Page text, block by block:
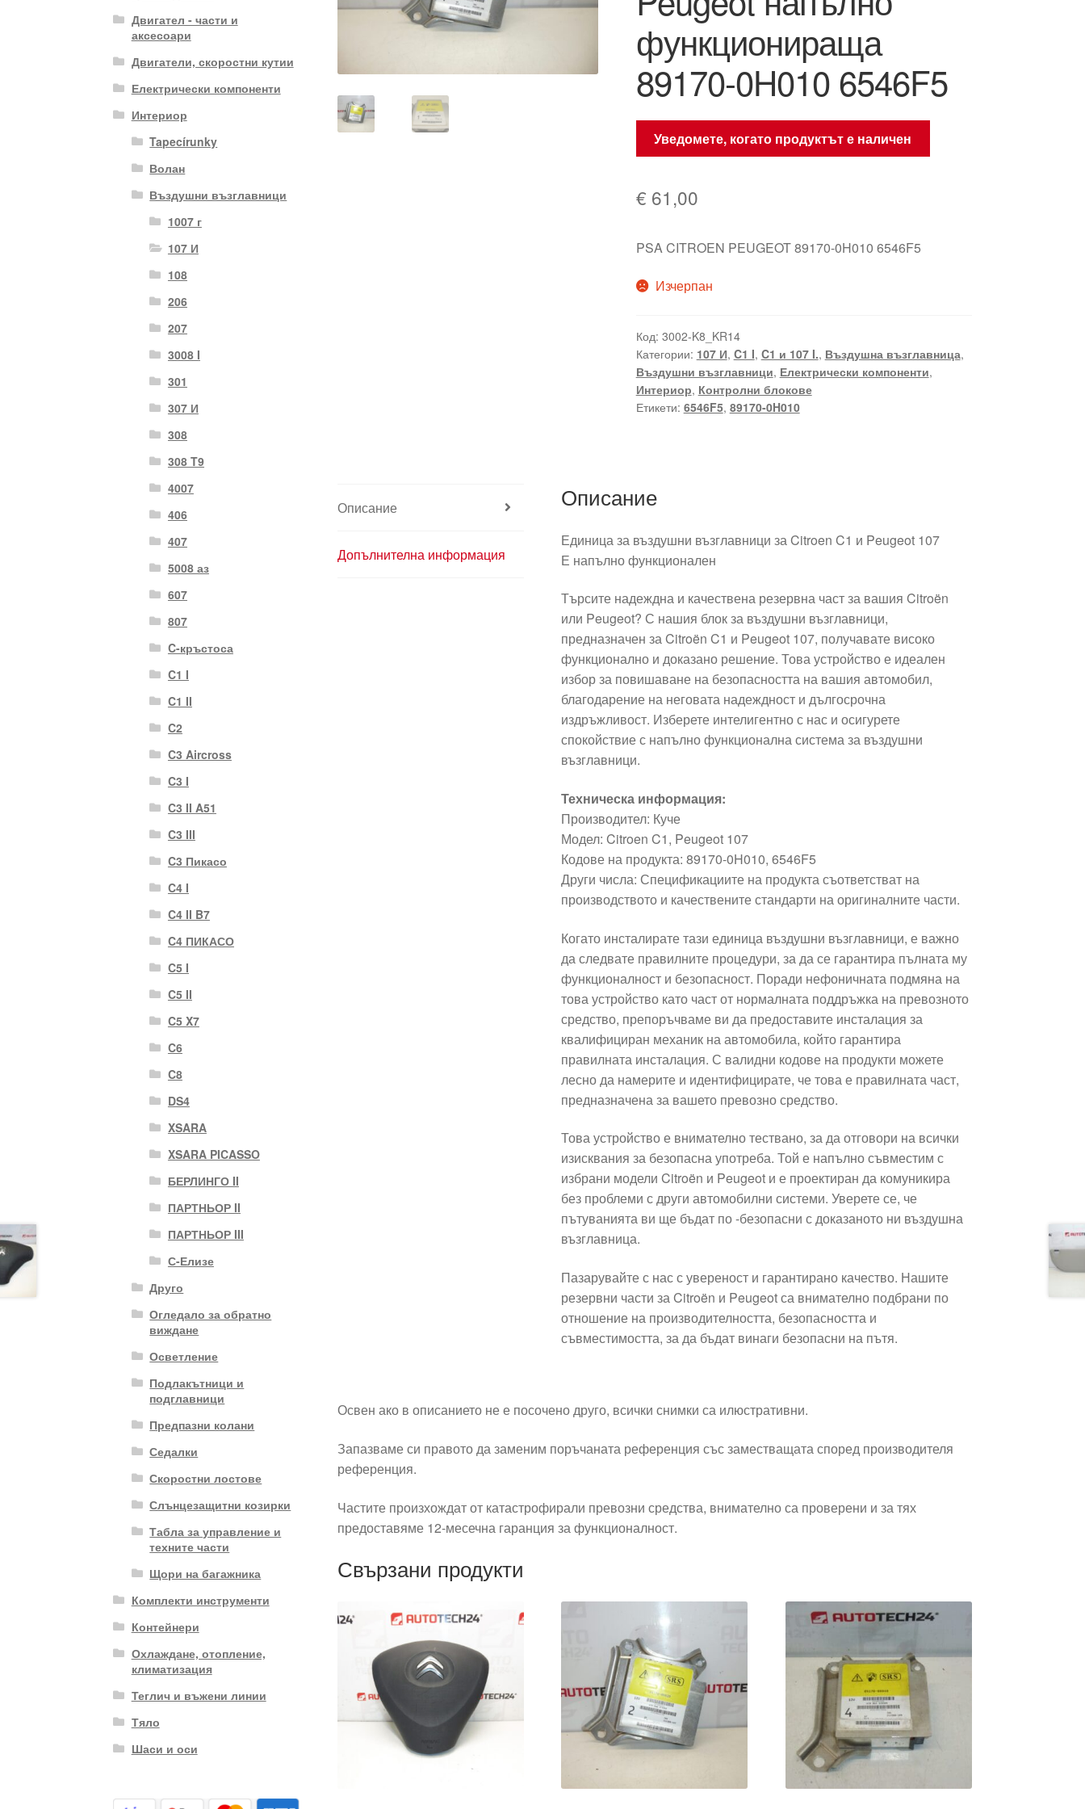
функционираща
89170-0H010 6546F5
Уведомете, когато продуктът е наличен
€ 61,00
PSA CITROEN PEUGEOT 89170-0H010 6546F5
Изчерпан
Код: 3002-K8_KR14
Категории: 107 И, C1 I, C1 и 107 I., Въздушна възглавница,
Въздушни възглавници, Електрически компоненти,
Интериор, Контролни блокове
Етикети: 6546F5, 89170-0H010
Описание
Допълнителна информация
Описание
Единица за въздушни възглавници за Citroen C1 и Peugeot 107
Е напълно функционален
Търсите надеждна и качествена резервна част за вашия Citroën
или Peugeot? С нашия блок за въздушни възглавници,
предназначен за Citroën C1 и Peugeot 107, получавате високо
функционално и доказано решение. Това устройство е идеален
избор за повишаване на безопасността на вашия автомобил,
благодарение на неговата надеждност и дългосрочна
издръжливост. Изберете интелигентно с нас и осигурете
спокойствие с напълно функционална система за въздушни
възглавници.
Техническа информация:
Производител: Куче
Модел: Citroen C1, Peugeot 107
Кодове на продукта: 89170-0H010, 6546F5
Други числа: Спецификациите на продукта съответстват на
производството и качествените стандарти на оригиналните части.
Когато инсталирате тази единица въздушни възглавници, е важно
да следвате правилните процедури, за да се гарантира пълната му
функционалност и безопасност. Поради нефоничната подмяна на
това устройство като част от нормалната поддръжка на превозното
средство, препоръчваме ви да предоставите инсталация за
квалифициран механик на автомобила, който гарантира
правилната инсталация. С валидни кодове на продукти можете
лесно да намерите и идентифицирате, че това е правилната част,
предназначена за вашето превозно средство.
Това устройство е внимателно тествано, за да отговори на всички
изисквания за безопасна употреба. Той е напълно съвместим с
избрани модели Citroën и Peugeot и е проектиран да комуникира
без проблеми с други автомобилни системи. Уверете се, че
пътуванията ви ще бъдат по -безопасни с доказаното ни въздушна
възглавница.
Пазарувайте с нас с увереност и гарантирано качество. Нашите
резервни части за Citroën и Peugeot са внимателно подбрани по
отношение на производителността, безопасността и
съвместимостта, за да бъдат винаги безопасни на пътя.
Освен ако в описанието не е посочено друго, всички снимки са илюстративни.
Запазваме си правото да заменим поръчаната референция със заместващата според производителя
референция.
Частите произхождат от катастрофирали превозни средства, внимателно са проверени и за тях
предоставяме 12-месечна гаранция за функционалност.
Свързани продукти
Двигател - части и
аксесоари
Двигатели, скоростни кутии
Електрически компоненти
Интериор
Tapecírunky
Волан
Въздушни възглавници
1007 г
107 И
108
206
207
3008 I
301
307 И
308
308 T9
4007
406
407
5008 аз
607
807
C-кръстоса
C1 I
C1 II
C2
C3 Aircross
C3 I
C3 II A51
C3 III
C3 Пикасо
C4 I
C4 II B7
C4 ПИКАСО
C5 I
C5 II
C5 X7
C6
C8
DS4
XSARA
XSARA PICASSO
БЕРЛИНГО II
ПАРТНЬОР II
ПАРТНЬОР III
С-Елизе
Друго
Огледало за обратно
виждане
Осветление
Подлакътници и
подглавници
Предпазни колани
Седалки
Скоростни лостове
Слънцезащитни козирки
Табла за управление и
техните части
Щори на багажника
Комплекти инструменти
Контейнери
Охлаждане, отопление,
климатизация
Теглич и въжени линии
Тяло
Шаси и оси